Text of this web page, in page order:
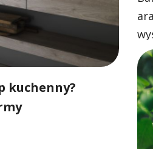
kuchenny?